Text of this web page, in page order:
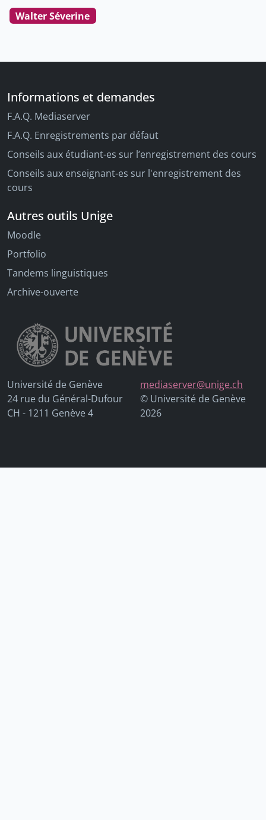
Walter Séverine
Informations et demandes
F.A.Q. Mediaserver
F.A.Q. Enregistrements par défaut
Conseils aux étudiant-es sur l’enregistrement des cours
Conseils aux enseignant-es sur l'enregistrement des
cours
Autres outils Unige
Moodle
Portfolio
Tandems linguistiques
Archive-ouverte
Université de Genève
24 rue du Général-Dufour
CH - 1211 Genève 4
mediaserver@unige.ch
© Université de Genève
2026